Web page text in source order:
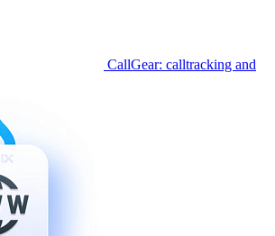
CallGear: calltracking and